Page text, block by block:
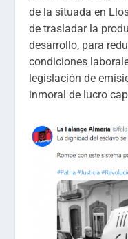
de la situada en
de trasladar la
desarrollo, para
condiciones
legislación de
inmoral de lucro